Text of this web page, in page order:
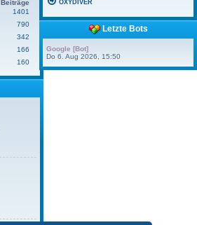
Beiträge
1401
790
342
166
160
OXYDIVER
Letzte Bots
Google [Bot]
Do 6. Aug 2026, 15:50